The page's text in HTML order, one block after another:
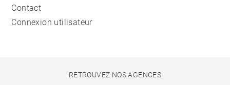
Contact
Connexion utilisateur
RETROUVEZ NOS AGENCES